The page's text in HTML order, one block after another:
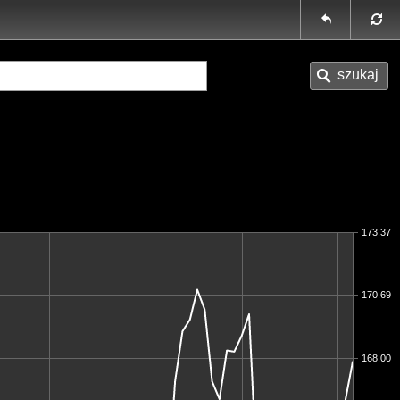
168.00
170.69
173.37